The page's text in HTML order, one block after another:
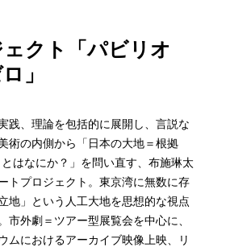
クト「パビリオ
」
践、理論を包括的に展開し、言説な
術の内側から「日本の大地＝根拠
とはなにか？」を問い直す、布施琳太
トプロジェクト。東京湾に無数に存
地」という人工大地を思想的な視点
市外劇＝ツアー型展覧会を中心に、
ムにおけるアーカイブ映像上映、リ